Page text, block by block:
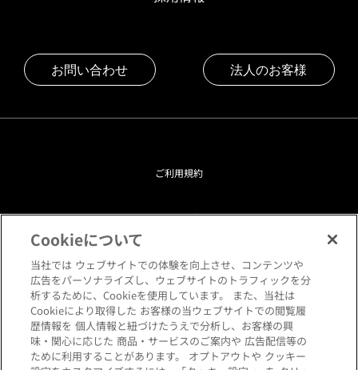
お問い合わせ 法人のお客様
ご利用規約
プライバシーポリシー
クッキーポリシー
閲覧環境について
サイトマップ
Cookieについて
当社では ウェブサイトでの体験を向上させ、コンテンツや
広告をパーソナライズし、ウェブサイトのトラフィックを分
析するために、Cookieを使用しています。 また、当社は
Cookieにより取得した お客様の当ウェブサイトでの閲覧履
歴情報を 個人情報と紐づけたうえで分析し、お客様の興
味・関心に応じた 商品・サービスのご案内や 広告配信等の
ために利用することがあります。 オプトアウトや クッキー